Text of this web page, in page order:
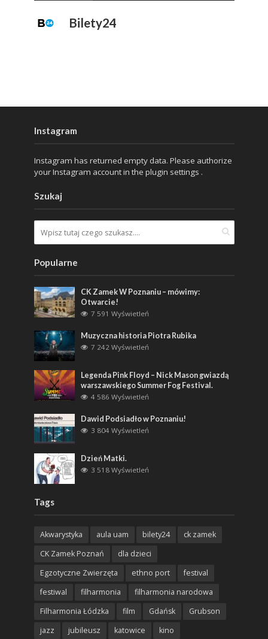
Bilety24
Instagram
Instagram has returned empty data. Please authorize
your Instagram account in the plugin settings .
Szukaj
Popularne
CK Zamek W Poznaniu – mówimy:
Otwarcie!
7 591 Wyświetleń
Muzyczna historia Piotra Rubika
7 242 Wyświetleń
Legenda Pink Floyd – Nick Mason gwiazdą
warszawskiego Summer Fog Festival.
4 586 Wyświetleń
Dawid Podsiadło w Poznaniu!
3 804 Wyświetleń
Dzień Matki.
3 518 Wyświetleń
Tags
Akwarystyka aula uam bilety24
ck zamek
CK Zamek Poznań
dla dzieci
Egzotyczne Zwierzęta
ethno port
festival
festiwal
filharmonia
filharmonia narodowa
Filharmonia Łódzka
film Gdańsk
Grubson
jazz
jubileusz katowice kino